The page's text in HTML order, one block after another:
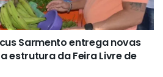
Sarmento entrega novas
estrutura da Feira Livre de